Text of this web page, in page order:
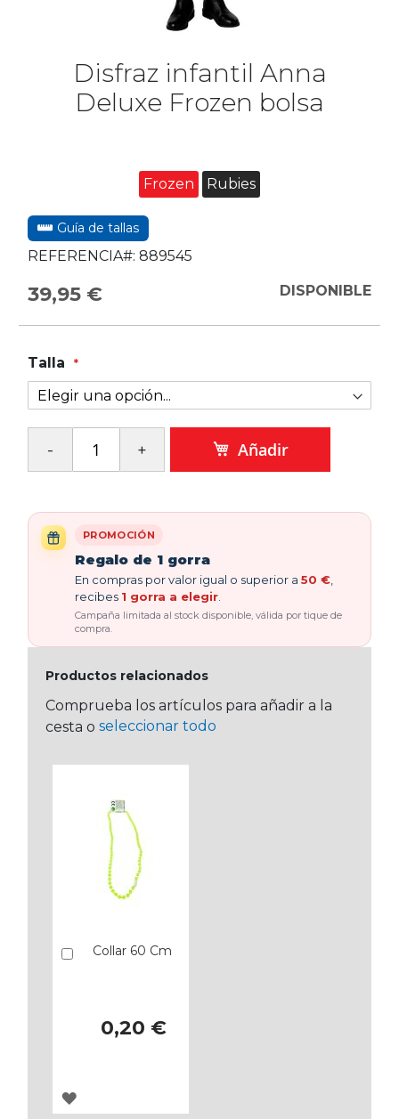
Disfraz infantil Anna
Deluxe Frozen bolsa
Frozen Rubies
Guía de tallas
REFERENCIA#: 889545
39,95 € DISPONIBLE
Talla
Añadir
PROMOCIÓN
Regalo de 1 gorra
En compras por valor igual o superior a 50 €
recibes 1 gorra a elegir
Campaña limitada al stock disponible, válida por tique de
compra.
Productos relacionados
Comprueba los artículos para añadir a la
cesta o seleccionar todo
Collar 60 Cm
0,20 €
Añadir
AGREGAR